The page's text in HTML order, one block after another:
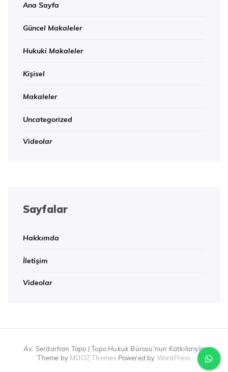
Ana Sayfa
Güncel Makaleler
Hukuki Makaleler
Kişisel
Makaleler
Uncategorized
Videolar
Sayfalar
Hakkımda
İletişim
Videolar
Av. Serdarhan Topo | Topo Hukuk Bürosu'nun Katkılarıyla
Theme by MOOZ Themes Powered by WordPress